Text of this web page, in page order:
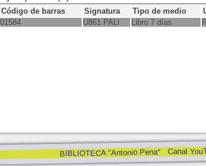
Código de barras Signatura Tipo de medio
01584
U861 PALl Libro 7 días
BIBLIOTECA "Antonio Pena" Canal